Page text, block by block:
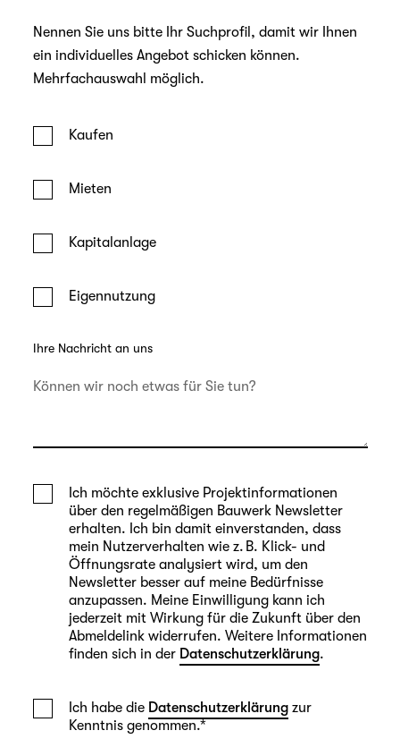
Nennen Sie uns bitte Ihr Suchprofil, damit wir Ihnen
ein individuelles Angebot schicken können.
Mehrfachauswahl möglich.
Kaufen
Mieten
Kapitalanlage
Eigennutzung
Ihre Nachricht an uns
Ich möchte exklusive Projektinformationen
über den regelmäßigen Bauwerk Newsletter
erhalten. Ich bin damit einverstanden, dass
mein Nutzerverhalten wie z. B. Klick- und
Öffnungsrate analysiert wird, um den
Newsletter besser auf meine Bedürfnisse
anzupassen. Meine Einwilligung kann ich
jederzeit mit Wirkung für die Zukunft über den
Abmeldelink widerrufen. Weitere Informationen
finden sich in der Datenschutzerklärung.
Ich habe die Datenschutzerklärungzur
Kenntnis genommen.*